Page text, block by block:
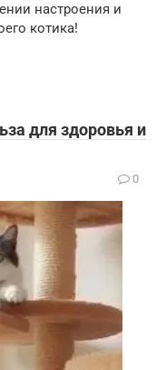
настроения и
котика!
для здоровья и
0